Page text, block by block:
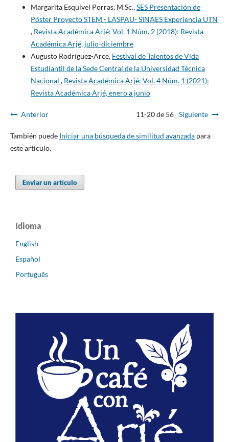
Margarita Esquivel Porras, M.Sc.,SES Presentación de
Póster Proyecto STEM - LASPAU- SINAES Experiencia UTN
, Revista Académica Arjé: Vol. 1 Núm. 2 (2018): Revista
Académica Arjé, julio-diciembre
Augusto Rodríguez-Arce, Festival de Talentos de Vida
Estudiantil de la Sede Central de la Universidad Técnica
Nacional , Revista Académica Arjé: Vol. 4 Núm. 1 (2021):
Revista Académica Arjé, enero a junio
Anterior 11-20 de 56 Siguiente
También puede Iniciar una búsqueda de similitud avanzadapara
este artículo.
Enviar un artículo
Idioma
English
Español
Português